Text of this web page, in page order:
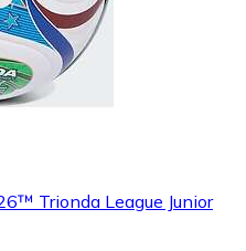
Trionda League Junior